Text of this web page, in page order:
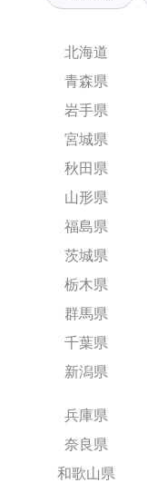
北海道
青森県
岩手県
宮城県
秋田県
山形県
福島県
茨城県
栃木県
群馬県
千葉県
新潟県
兵庫県
奈良県
和歌山県